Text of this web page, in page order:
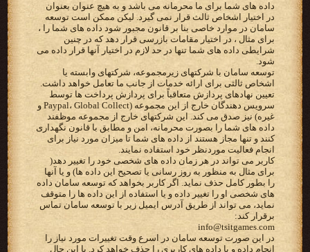
داده های شما برای ما محرمانه می باشد و به هیچ عنوان بعنوان
در اختیار اشخاص ثالث قرار نمی گیرد. لیکن ممکن است توسعه
سامان در موارد خاصی بنا بر قانون مجبور شود داده های شما را ،
برای مثال ، در اختیار مقامات بازرسی قرار دهد که در چنین
شرایطی داده های شما تنها در حد لازم در اختیار آنها قرار داده می
شود.
توسعه سامان با شرکتهای زیرمجموعه، شرکتهای وابسته یا
اشخاص ثالثی برای ارائه خدمات از جانب ما تعامل خواهد داشت.
تعیین نهادهای پردازش متعاقباً برای پردازش پرداخت ها توسط
سرویس دهندگان خارج از این مجموعه (Paypal، Global Collect و
غیره) نیز صدق می کند. این شرکتهای خارج از مجموعه موظفند
داده های شما را بصورت محرمانه، امن و مطابق با قانون نگهداری
کنند و تنها مجاز هستند از داده های شما تا میزان مورد نیاز برای
انجام فعالیت موردنظر خود استفاده نمایند.
کاربر می تواند در هر زمان داده های شخصی خود را تغییر دهد(
برای مثال به منظور به روز رسانی یا تصحیح این داده ها) و یا آنها
را بطور کامل حذف نماید. اگر کاربر بخواهد که توسعه سامان داده
های شخصی او را تغییر داده و یا استفاده از این داده ها را متوقف
نماید، می تواند از طریق آدرس ایمیل زیر با توسعه سامان تماس
برقرار کند:
info@tsitgames.com
در این صورت توسعه سامان در اسرع وقت تغییرات مورد نیاز را
انجام داده و یا داده های کاربری را حذف خواهد کرد. با این حال